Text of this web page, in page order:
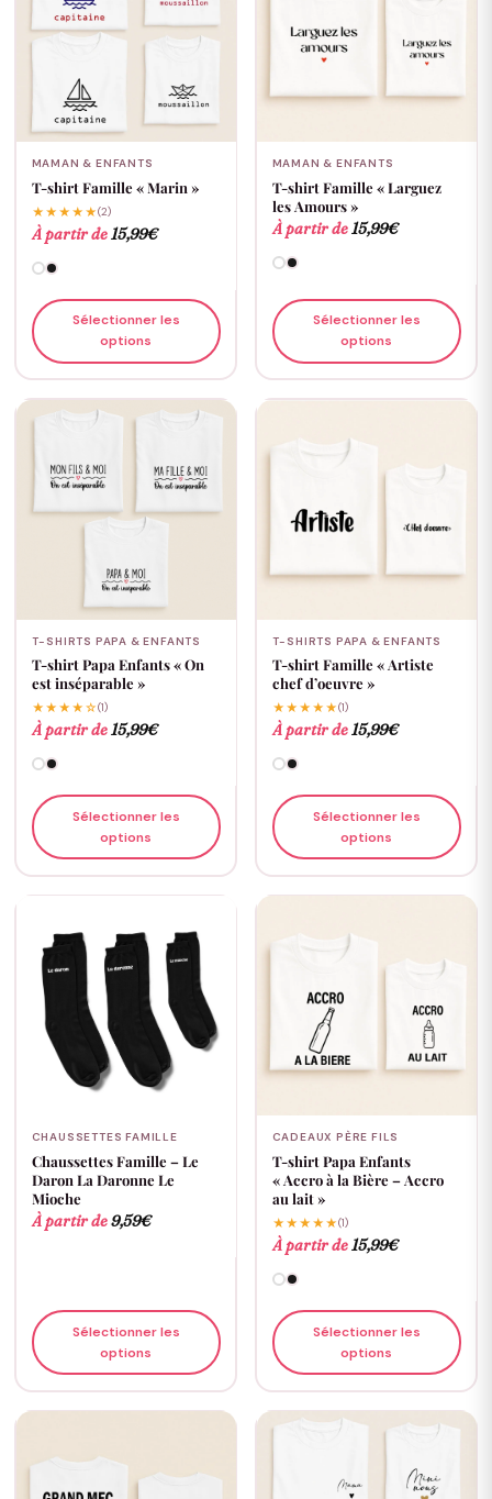
MAMAN & ENFANTS
T-shirt Famille « Marin »
★★★★★(2)
À partir de15,99€
Sélectionner les
options
MAMAN & ENFANTS
T-shirt Famille « Larguez
les Amours »
À partir de15,99€
Sélectionner les
options
T-SHIRTS PAPA & ENFANTS
T-shirt Papa Enfants « On
est inséparable »
★★★★☆(1)
À partir de15,99€
Sélectionner les
options
T-SHIRTS PAPA & ENFANTS
T-shirt Famille « Artiste
chef d’oeuvre »
★★★★★(1)
À partir de15,99€
Sélectionner les
options
CHAUSSETTES FAMILLE
Chaussettes Famille – Le
Daron La Daronne Le
Mioche
À partir de9,59€
Sélectionner les
options
CADEAUX PÈRE FILS
T-shirt Papa Enfants
« Accro à la Bière – Accro
au lait »
★★★★★(1)
À partir de15,99€
Sélectionner les
options